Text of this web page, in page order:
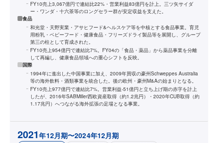
FY10売上3,067億円で連結比22%・営業利益83億円を計上。三ツ矢サイダ
ー・ワンダ・十六茶等のロングセラー群が安定収益を支えた。
食品
和光堂・天野実業・アサヒフード&ヘルスケア等を中核とする食品事業。育児
用粉乳・ベビーフード・健康食品・フリーズドライ製品等を展開し、グループ
第三の柱として育成された。
FY10売上954億円で連結比7%。FY04の「食品・薬品」から薬品事業を分離
して再編し、健康食品領域への重心シフトを反映。
国際
1994年に進出した中国事業に加え、2009年買収の豪州Schweppes Australia
等の海外飲料・酒類事業を統合した。後の欧州・豪州M&Aの始まりとなる。
FY10売上977億円で連結比7%。営業利益-51億円と立ち上げ期の赤字を計上
したが、2016年SABMiller西欧資産取得（約1.2兆円）・2020年CUB取得（約
1.17兆円）へつながる海外拡張の足場となる事業。
2021年12月期〜2024年12月期